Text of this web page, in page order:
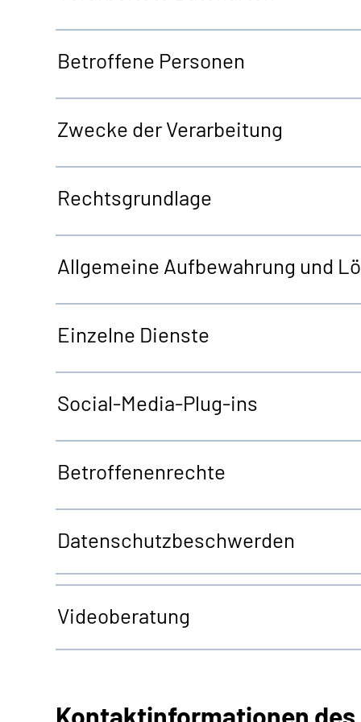
Betroffene Personen
Zwecke der Verarbeitung
Rechtsgrundlage
Allgemeine Aufbewahrung und
Einzelne Dienste
Social-Media-Plug-ins
Betroffenenrechte
Datenschutzbeschwerden
Videoberatung
Kontaktinformationen